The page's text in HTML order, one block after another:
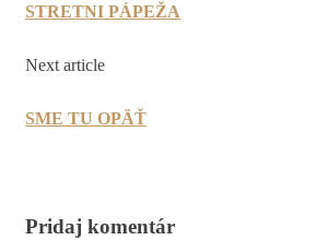
STRETNI PÁPEŽA
Next article
SME TU OPÄŤ
Pridaj komentár